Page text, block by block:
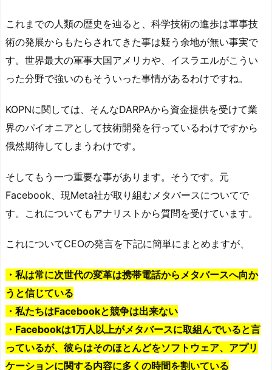
これまでの人類の歴史を辿ると、科学技術の進歩は軍事技
術の発展からもたらされてきた事は疑う余地が無い事実で
す。世界最大の軍事大国アメリカや、イスラエルがこうい
った分野で強いのもそういった事情があるわけですね。
KOPNに関しては、そんなDARPAから資金提供を受けて業
界のパイオニアとして技術開発を行っているわけですから
俄然期待してしまうわけです。
そしてもう一つ重要な事があります。そうです。元
Facebook、現Meta社が取り組むメタバースについてで
す。これについてもアナリストから質問を受けています。
これについてCEOの発言を下記に簡単にまとめますが、
・私は常に次世代の変革は携帯電話からメタバースへ向か
うと信じている
・私たちはFacebookと競争は出来ない
・Facebookは1万人以上がメタバースに取組んでいると言
っているが、彼らはそのほとんどをソフトウェア、アプリ
ケーションに関する内容に多くの時間を割いている